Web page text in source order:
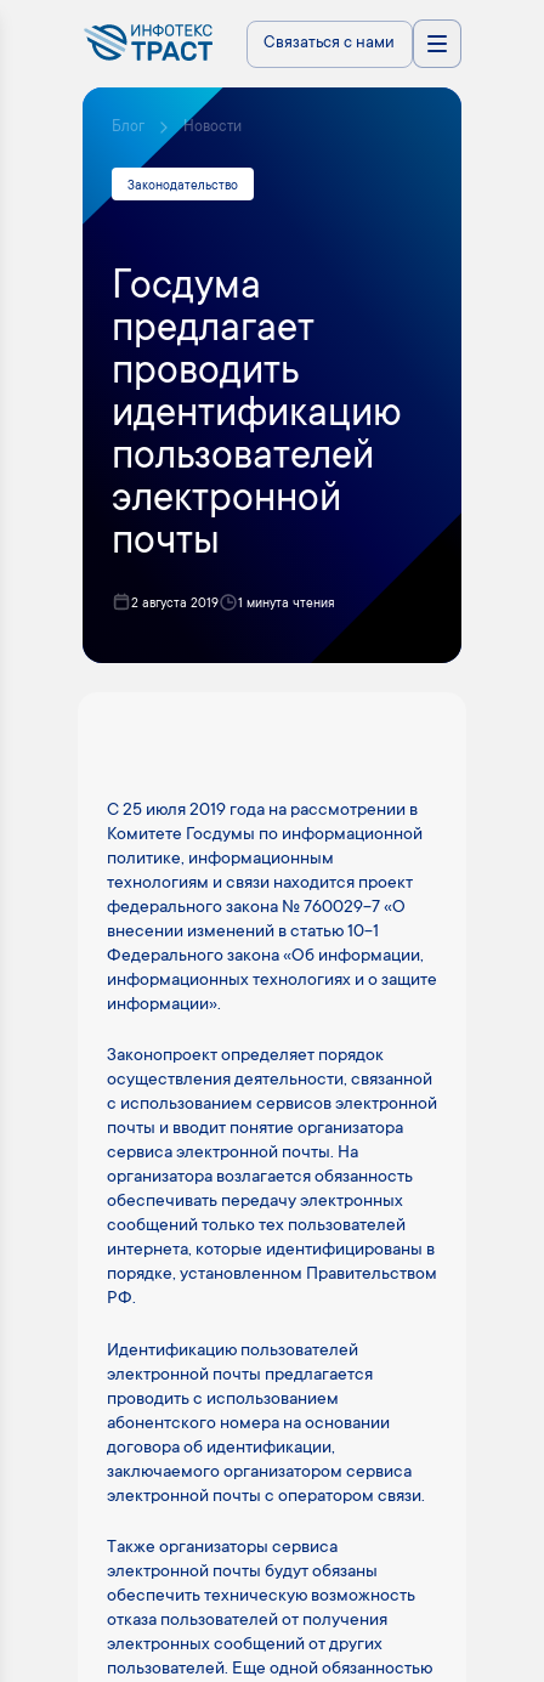
Связаться с нами
Блог Новости
Законодательство
Госдума
предлагает
проводить
идентификацию
пользователей
электронной
почты
2 августа 2019 1 минута чтения
С 25 июля 2019 года на рассмотрении в
Комитете Госдумы по информационной
политике, информационным
технологиям и связи находится проект
федерального закона № 760029-7 «О
внесении изменений в статью 10-1
Федерального закона «Об информации,
информационных технологиях и о защите
информации».
Законопроект определяет порядок
осуществления деятельности, связанной
с использованием сервисов электронной
почты и вводит понятие организатора
сервиса электронной почты. На
организатора возлагается обязанность
обеспечивать передачу электронных
сообщений только тех пользователей
интернета, которые идентифицированы в
порядке, установленном Правительством
РФ.
Идентификацию пользователей
электронной почты предлагается
проводить с использованием
абонентского номера на основании
договора об идентификации,
заключаемого организатором сервиса
электронной почты с оператором связи.
Также организаторы сервиса
электронной почты будут обязаны
обеспечить техническую возможность
отказа пользователей от получения
электронных сообщений от других
пользователей. Еще одной обязанностью